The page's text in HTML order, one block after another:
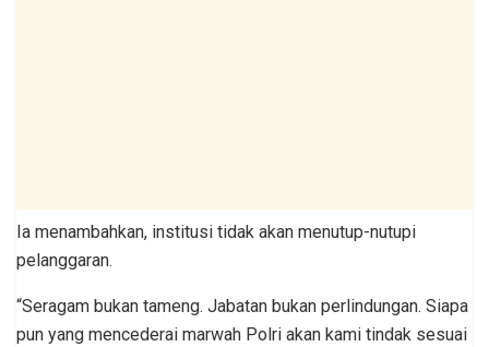
Ia menambahkan, institusi tidak akan menutup-nutupi
pelanggaran.
“Seragam bukan tameng. Jabatan bukan perlindungan. Siapa
pun yang mencederai marwah Polri akan kami tindak sesuai